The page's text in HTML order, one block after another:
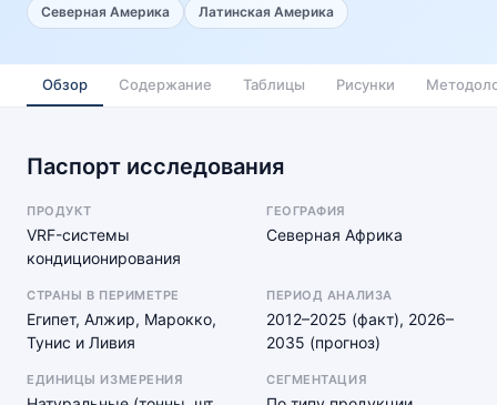
Северная Америка
Латинская Америка
Обзор Содержание Таблицы Рисунки
Паспорт исследования
ПРОДУКТ
VRF-системы
кондиционирования
ГЕОГРАФИЯ
Северная Африка
СТРАНЫ В ПЕРИМЕТРЕ
Египет, Алжир, Марокко,
Тунис и Ливия
ПЕРИОД АНАЛИЗА
2012–2025 (факт), 2026–
2035 (прогноз)
ЕДИНИЦЫ ИЗМЕРЕНИЯ СЕГМЕНТАЦИЯ